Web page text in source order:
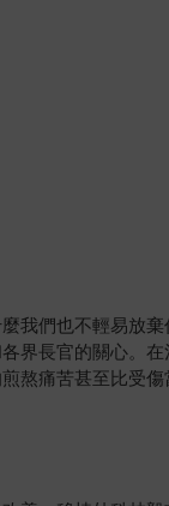
我們也不輕易放
界長官的關心。
熬痛苦甚至比受